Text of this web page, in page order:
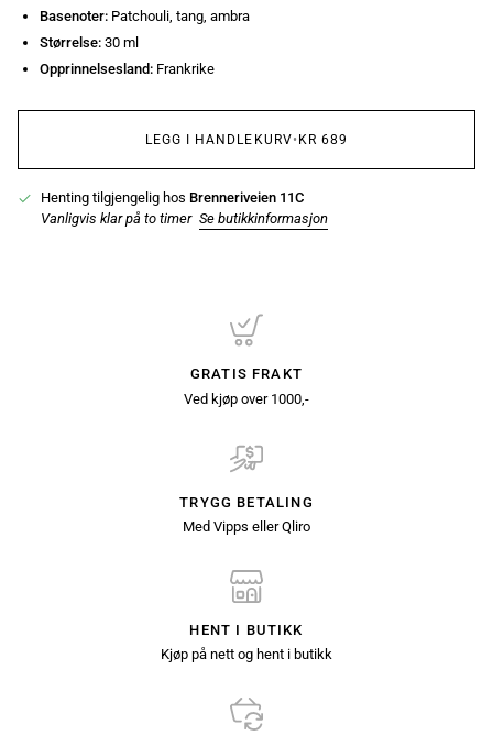
Basenoter: Patchouli, tang, ambra
Størrelse: 30 ml
Opprinnelsesland: Frankrike
LEGG I HANDLEKURV• KR 689
Henting tilgjengelig hos Brenneriveien 11C
Vanligvis klar på to timer Se butikkinformasjon
GRATIS FRAKT
Ved kjøp over 1000,-
TRYGG BETALING
Med Vipps eller Qliro
HENT I BUTIKK
Kjøp på nett og hent i butikk